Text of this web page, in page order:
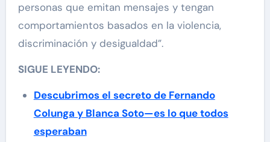
personas que emitan mensajes y tengan
comportamientos basados en la violencia,
discriminación y desigualdad”.
SIGUE LEYENDO:
Descubrimos el secreto de Fernando
Colunga y Blanca Soto—es lo que todos
esperaban